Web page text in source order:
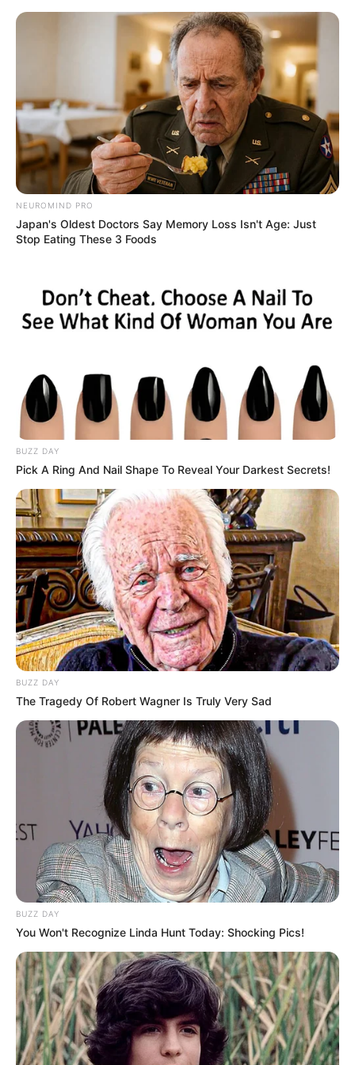
RECAP
Sinopsis Uncontrollably Fond
Episode 1: Aktor Tampan Shin
NEUROMIND PRO
Japan's Oldest Doctors Say Memory Loss Isn't Age: Just
Stop Eating These 3 Foods
BUZZ DAY
Pick A Ring And Nail Shape To Reveal Your Darkest Secrets!
BUZZ DAY
The Tragedy Of Robert Wagner Is Truly Very Sad
BUZZ DAY
You Won't Recognize Linda Hunt Today: Shocking Pics!